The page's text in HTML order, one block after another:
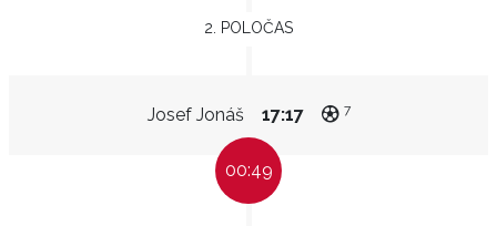
2. POLOČAS
Josef Jonáš 17:17 7
00:49